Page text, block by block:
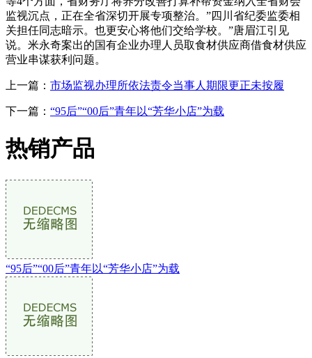
监视沉点，正在全省深切开展专项整治。”四川省纪委监委相
关担任同志暗示。也更安心将他们交给学校。”唐眉江引见
说。米永奇案出的国有企业办理人员取食材供应商借食材供应
营业串谋获利问题。
上一篇： 市场监视办理所依法责令当事人期限更正未按履
下一篇： “95后”“00后”青年以“芳华小店”为载
热销产品
“95后”“00后”青年以“芳华小店”为载